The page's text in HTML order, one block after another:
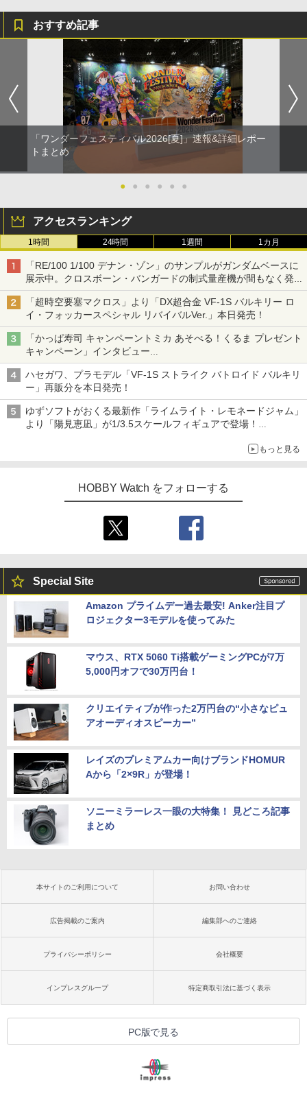
おすすめ記事
「ワンダーフェスティバル2026[夏]」速報&詳細レポー
トまとめ
● ● ● ● ● ●
アクセスランキング
1時間 24時間 1週間 1カ月
「RE/100 1/100 デナン・ゾン」のサンプルがガンダムベースに
展示中。クロスボーン・バンガードの制式量産機が間もなく発送
【ガンダムベース撮り下ろし】
「超時空要塞マクロス」より「DX超合金 VF-1S バルキリー ロ
イ・フォッカースペシャル リバイバルVer.」本日発売！
「かっぱ寿司 キャンペーントミカ あそべる！くるま プレゼント
キャンペーン」インタビュー
子どもが楽しめるかっぱ寿司ならではの体験とコラボの楽しさを
追求
ハセガワ、プラモデル「VF-1S ストライク バトロイド バルキリ
ー」再販分を本日発売！
ゆずソフトがおくる最新作「ライムライト・レモネードジャム」
より「陽見恵凪」が1/3.5スケールフィギュアで登場！
もっと見る
HOBBY Watch をフォローする
Special Site
Amazon プライムデー過去最安! Anker注目プ
ロジェクター3モデルを使ってみた
マウス、RTX 5060 Ti搭載ゲーミングPCが7万
5,000円オフで30万円台！
クリエイティブが作った2万円台の“小さなピュ
アオーディオスピーカー”
レイズのプレミアムカー向けブランドHOMUR
Aから「2×9R」が登場！
ソニーミラーレス一眼の大特集！ 見どころ記事
まとめ
本サイトのご利用について お問い合わせ
広告掲載のご案内 編集部へのご連絡
プライバシーポリシー 会社概要
インプレスグループ 特定商取引法に基づく表示
PC版で見る